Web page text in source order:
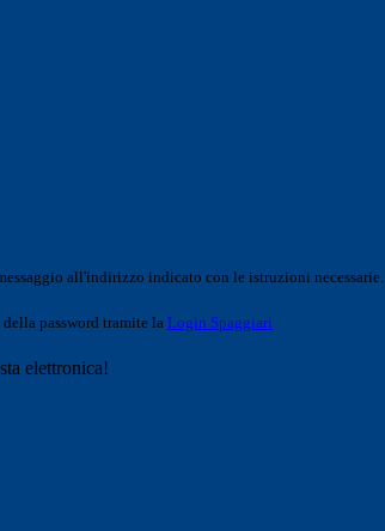
all'indirizzo indicato con le istruzioni necessarie.
password tramite la Login Spaggiari
elettronica!